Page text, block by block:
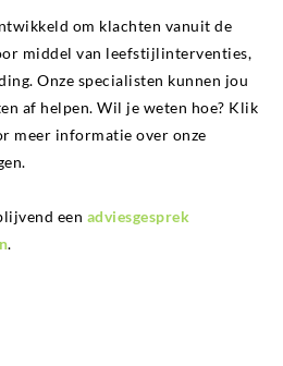
om klachten vanuit de
middel van leefstijlinterventies,
Onze specialisten kunnen jou
af helpen. Wil je weten hoe? Klik
meer informatie over onze
een adviesgesprek
.